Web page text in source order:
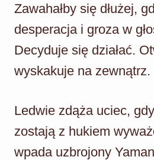
Zawahałby się dłużej,
desperacja i groza w
Decyduje się działać.
wyskakuje na zewnątrz.
Ledwie zdąża uciec,
zostają z hukiem
wpada uzbrojony